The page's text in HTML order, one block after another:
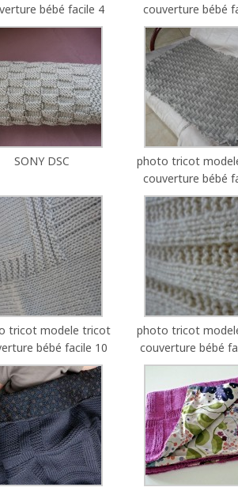
bébé facile 4
couverture bébé
SONY DSC
photo tricot
couverture bébé
tricot modele tricot
bébé facile 10
photo tricot
couverture bébé